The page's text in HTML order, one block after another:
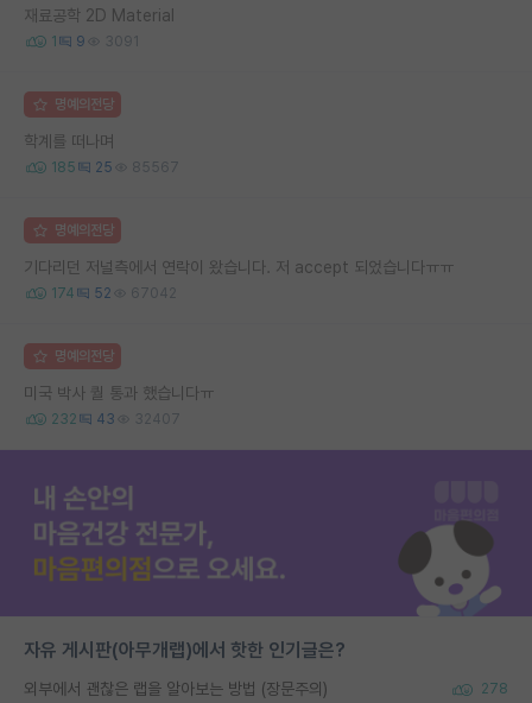
재료공학 2D Material
1 9 3091
명예의전당
학계를 떠나며
185 25 85567
명예의전당
기다리던 저널측에서 연락이 왔습니다. 저 accept 되었습니다ㅠㅠ
174 52 67042
명예의전당
미국 박사 퀄 통과 했습니다ㅠ
232 43 32407
자유 게시판(아무개랩)에서 핫한 인기글은?
외부에서 괜찮은 랩을 알아보는 방법 (장문주의) 278